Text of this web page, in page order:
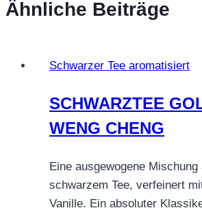
Ähnliche Beiträge
Schwarzer Tee aromatisiert
SCHWARZTEE
WENG CHENG
Eine ausgewogene
schwarzem Tee, verfeinert
Vanille. Ein absoluter